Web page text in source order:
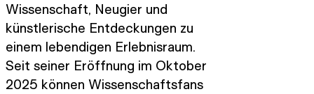
Wissenschaft, Neugier und
künstlerische Entdeckungen zu
einem lebendigen Erlebnisraum.
Seit seiner Eröffnung im Oktober
2025 können Wissenschaftsfans